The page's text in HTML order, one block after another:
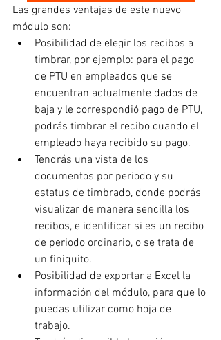
Las grandes ventajas de este nuevo
módulo son:
Posibilidad de elegir los recibos a
timbrar, por ejemplo: para el pago
de PTU en empleados que se
encuentran actualmente dados de
baja y le correspondió pago de PTU,
podrás timbrar el recibo cuando el
empleado haya recibido su pago.
Tendrás una vista de los
documentos por periodo y su
estatus de timbrado, donde podrás
visualizar de manera sencilla los
recibos, e identificar si es un recibo
de periodo ordinario, o se trata de
un finiquito.
Posibilidad de exportar a Excel la
información del módulo, para que lo
puedas utilizar como hoja de
trabajo.